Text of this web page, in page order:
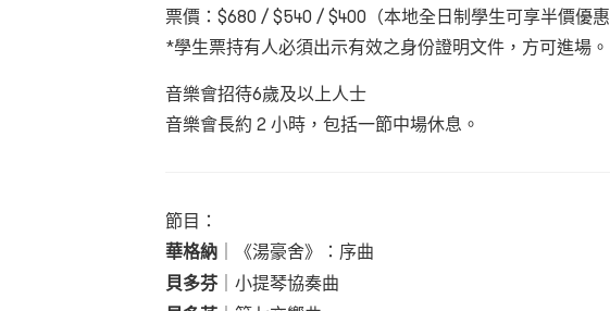
票價： $680 / $540 / $400 （本地全日制學生可享半價優惠
*學生票持有人必須出示有效之身份證明文件，方可進場。
音樂會招待6歲及以上人士
音樂會長約 2 小時，包括一節中場休息。
節目：
華格納 《湯豪舍》：序曲
貝多芬｜ 小提琴協奏曲